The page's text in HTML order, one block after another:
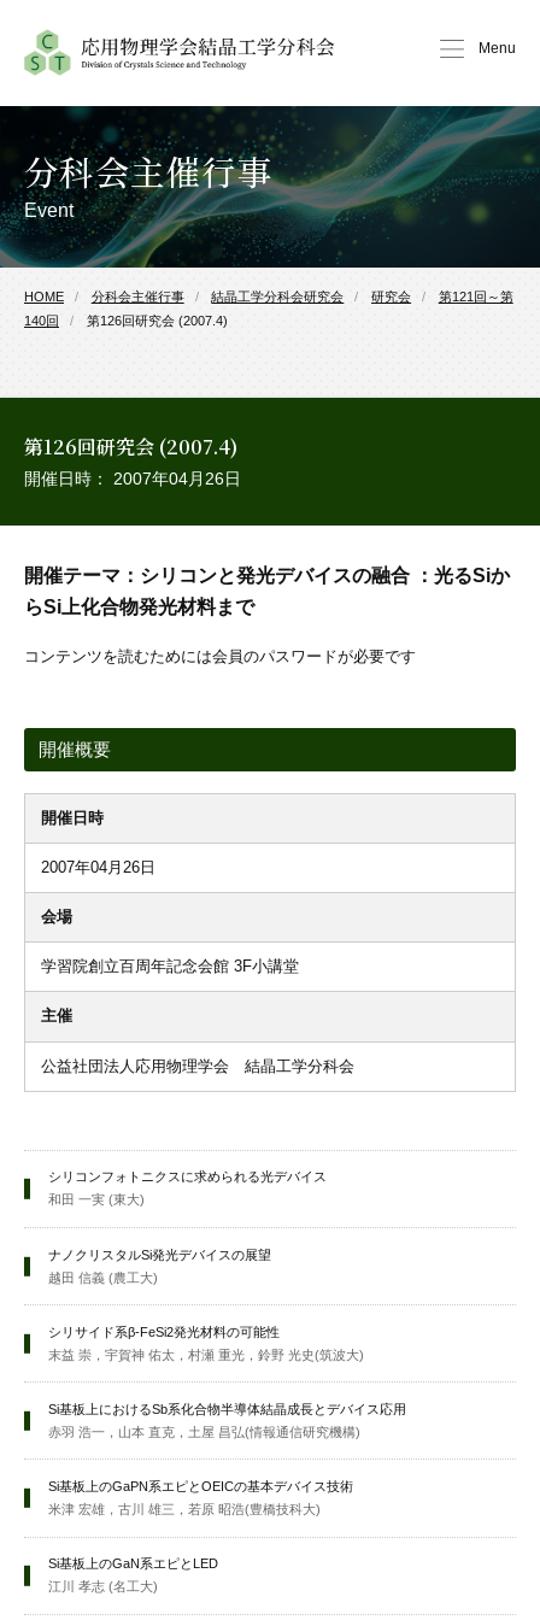
Menu
Event
分科会主催行事
HOME 分科会主催行事 結晶工学分科会研究会 研究会
第121回～第
140回
第126回研究会 (2007.4)
第126回研究会 (2007.4)
開催日時： 2007年04月26日
開催テーマ：シリコンと発光デバイスの融合 ：光るSiか
らSi上化合物発光材料まで
コンテンツを読むためには会員のパスワードが必要です
開催概要
開催日時
2007年04月26日
会場
学習院創立百周年記念会館 3F小講堂
主催
公益社団法人応用物理学会 結晶工学分科会
シリコンフォトニクスに求められる光デバイス
和田 一実 (東大)
ナノクリスタルSi発光デバイスの展望
越田 信義 (農工大)
シリサイド系β-FeSi2発光材料の可能性
末益 崇，宇賀神 佑太，村瀬 重光，鈴野 光史(筑波大)
Si基板上におけるSb系化合物半導体結晶成長とデバイス応用
赤羽 浩一，山本 直克，土屋 昌弘(情報通信研究機構)
Si基板上のGaPN系エピとOEICの基本デバイス技術
米津 宏雄，古川 雄三，若原 昭浩(豊橋技科大)
Si基板上のGaN系エピとLED
江川 孝志 (名工大)